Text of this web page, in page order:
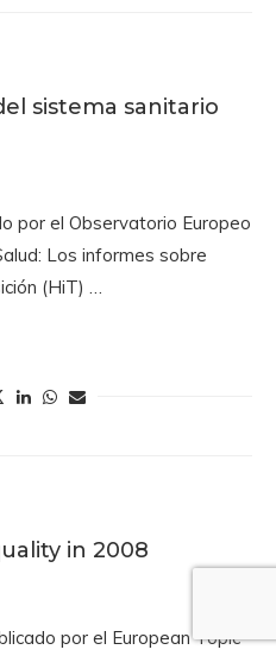
sistema sanitario
por el Observatorio Europeo
Los informes sobre
(HiT) …
in 2008
por el European Topic